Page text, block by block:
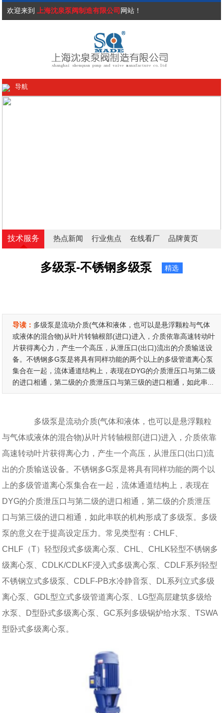
欢迎来到 上海沈泉泵阀制造有限公司 网站！
导航
技术服务 热点新闻 行业焦点 在线看厂 品牌黄页
多级泵-不锈钢多级泵 精选
导读： 多级泵是流动介质(气体和液体，也可以是悬浮颗粒与气体
或液体的混合物)从叶片转轴根部(进口)进入，介质依靠高速转动叶
片获得离心力，产生一个高压，从泄压口(出口)流出的介质输送设
备。不锈钢多G泵是将具有同样功能的两个以上的多级管道离心泵
集合在一起，流体通道结构上，表现在DYG的介质泄压口与第二级
的进口相通，第二级的介质泄压口与第三级的进口相通，如此串...
多级泵是流动介质(气体和液体，也可以是悬浮颗粒
与气体或液体的混合物)从叶片转轴根部(进口)进入，介质依靠
高速转动叶片获得离心力，产生一个高压，从泄压口(出口)流
出的介质输送设备。不锈钢多G泵是将具有同样功能的两个以
上的多级管道离心泵集合在一起，流体通道结构上，表现在
DYG的介质泄压口与第二级的进口相通，第二级的介质泄压
口与第三级的进口相通，如此串联的机构形成了多级泵。多级
泵的意义在于提高设定压力。常见类型有：CHLF、
CHLF（T）轻型段式多级离心泵、CHL、CHLK轻型不锈钢多
级离心泵、CDLK/CDLKF浸入式多级离心泵、CDLF系列轻型
不锈钢立式多级泵、CDLF-PB水冷静音泵、DL系列立式多级
离心泵、GDL型立式多级管道离心泵、LG型高层建筑多级给
水泵、D型卧式多级离心泵、GC系列多级锅炉给水泵、TSWA
型卧式多级离心泵。